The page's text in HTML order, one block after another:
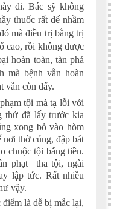
đi. Bác sỹ không
thuốc rất dế nhầm
mà điều trị bằng trị
cao, rồi không được
hoàn toàn, tàn phá
mà bệnh vẫn hoàn
vẫn còn đấy.
tội mà tạ lỗi với
thứ đã lấy trước kia
xong bỏ vào hòm
thờ cúng, đập bát
chuộc tội bằng tiền.
phạt tha tội, ngài
lập tức. Rất nhiều
vậy.
là dễ bị mắc lại,